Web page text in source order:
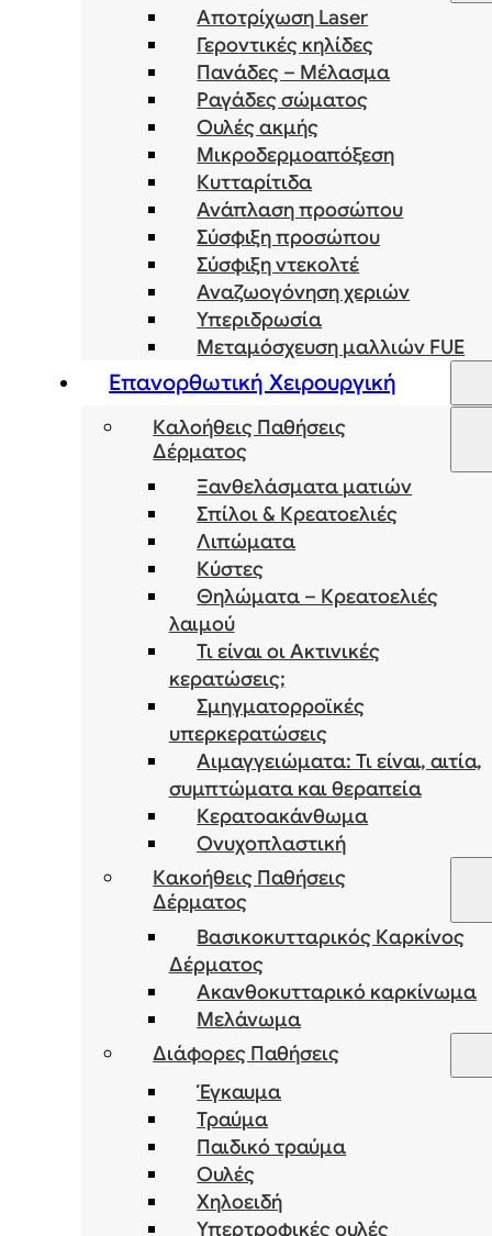
Αποτρίχωση Laser
Γεροντικές κηλίδες
Πανάδες – Μέλασμα
Ραγάδες σώματος
Ουλές ακμής
Μικροδερμοαπόξεση
Κυτταρίτιδα
Ανάπλαση προσώπου
Σύσφιξη προσώπου
Σύσφιξη ντεκολτέ
Αναζωογόνηση χεριών
Υπεριδρωσία
Μεταμόσχευση μαλλιών FUE
Επανορθωτική Χειρουργική
Καλοήθεις Παθήσεις
Δέρματος
Ξανθελάσματα ματιών
Σπίλοι & Κρεατοελιές
Λιπώματα
Κύστες
Θηλώματα – Κρεατοελιές
λαιμού
Τι είναι οι Ακτινικές
κερατώσεις;
Σμηγματορροϊκές
υπερκερατώσεις
Αιμαγγειώματα: Τι είναι, αιτία,
συμπτώματα και θεραπεία
Κερατοακάνθωμα
Ονυχοπλαστική
Κακοήθεις Παθήσεις
Δέρματος
Βασικοκυτταρικός Καρκίνος
Δέρματος
Ακανθοκυτταρικό καρκίνωμα
Μελάνωμα
Διάφορες Παθήσεις
Έγκαυμα
Τραύμα
Παιδικό τραύμα
Ουλές
Χηλοειδή
Υπερτροφικές ουλές